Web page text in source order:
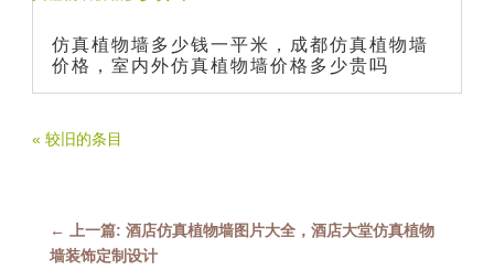
仿真植物墙多少钱一平米，成都仿真植物墙
价格，室内外仿真植物墙价格多少贵吗
« 较旧的条目
←
上一篇: 酒店仿真植物墙图片大全，酒店大堂仿真植物
墙装饰定制设计